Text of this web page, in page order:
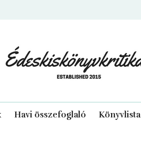
Havi összefoglaló Könyvlista